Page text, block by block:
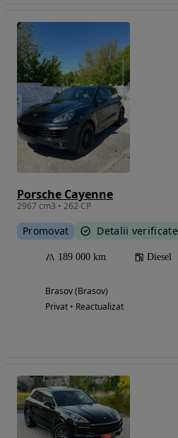
Porsche Cayenne
2967 cm3 • 262 CP
Promovat Detalii verificate
189 000 km Diesel
Brasov (Brasov)
Privat • Reactualizat